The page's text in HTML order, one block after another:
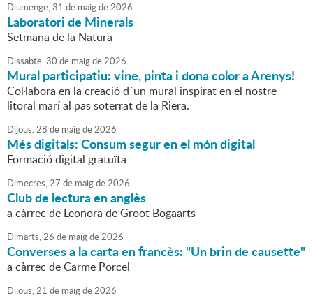
Diumenge,31 de maigde2026
Laboratori de Minerals
Setmana de la Natura
Dissabte,30 de maigde2026
Mural participatiu: vine, pinta i dona color a Arenys!
Col·labora en la creació d´un mural inspirat en el nostre
litoral marí al pas soterrat de la Riera.
Dijous,28 de maigde2026
Més digitals: Consum segur en el món digital
Formació digital gratuïta
Dimecres,27 de maigde2026
Club de lectura en anglès
a càrrec de Leonora de Groot Bogaarts
Dimarts,26 de maigde2026
Converses a la carta en francès: "Un brin de causette"
a càrrec de Carme Porcel
Dijous,21 de maigde2026